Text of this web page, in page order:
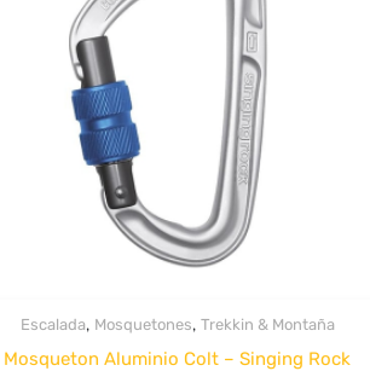
Escalada, Mosquetones, Trekkin & Montaña
Mosqueton Aluminio Colt – Singing Rock